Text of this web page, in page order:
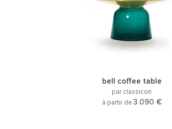
bell coffee table
par classicon
à partir de 3.090 €